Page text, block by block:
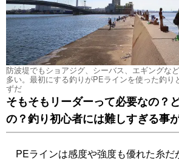
防波堤でもショアジグ、シーバス、エギングな
多い。最初にする釣りがPEラインを使った釣り
ずだ
そもそもリーダーって必要なの？
の？釣り初心者には難しすぎる事
PEラインは感度や強度も優れた糸だ